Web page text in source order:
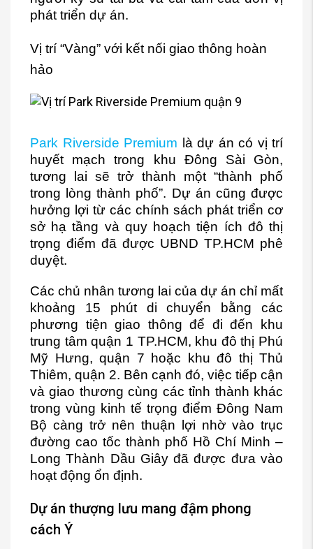
phát triển dự án.
Vị trí “Vàng” với kết nối giao thông hoàn
hảo
Park Riverside Premium là dự án có vị trí
huyết mạch trong khu Đông Sài Gòn,
tương lai sẽ trở thành một “thành phố
trong lòng thành phố”. Dự án cũng được
hưởng lợi từ các chính sách phát triển cơ
sở hạ tầng và quy hoạch tiện ích đô thị
trọng điểm đã được UBND TP.HCM phê
duyệt.
Các chủ nhân tương lai của dự án chỉ mất
khoảng 15 phút di chuyển bằng các
phương tiện giao thông để đi đến khu
trung tâm quận 1 TP.HCM, khu đô thị Phú
Mỹ Hưng, quận 7 hoặc khu đô thị Thủ
Thiêm, quận 2. Bên cạnh đó, việc tiếp cận
và giao thương cùng các tỉnh thành khác
trong vùng kinh tế trọng điểm Đông Nam
Bộ càng trở nên thuận lợi nhờ vào trục
đường cao tốc thành phố Hồ Chí Minh –
Long Thành Dầu Giây đã được đưa vào
hoạt động ổn định.
Dự án thượng lưu mang đậm phong
cách Ý